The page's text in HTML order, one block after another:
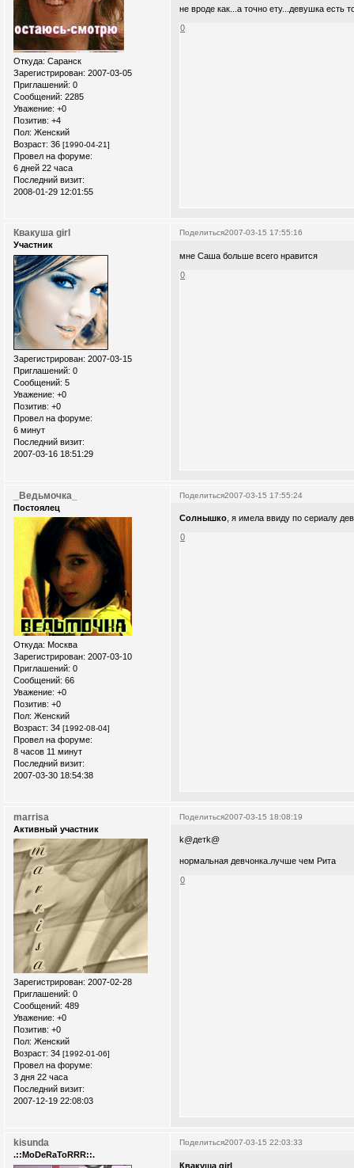
Откуда: Саранск
Зарегистрирован: 2007-03-05
Приглашений: 0
Сообщений: 2285
Уважение: +0
Позитив: +4
Пол: Женский
Возраст: 36 [1990-04-21]
Провел на форуме:
6 дней 22 часа
Последний визит:
2008-01-29 12:01:55
не вроде как...а точно ету...девушка есть
0
Поделиться2007-03-15 17:55:16
Квакуша girl
Участник
Зарегистрирован: 2007-03-15
Приглашений: 0
Сообщений: 5
Уважение: +0
Позитив: +0
Провел на форуме:
6 минут
Последний визит:
2007-03-16 18:51:29
мне Саша больше всего нравится
0
Поделиться2007-03-15 17:55:24
_Ведьмочка_
Постоялец
Откуда: Москва
Зарегистрирован: 2007-03-10
Приглашений: 0
Сообщений: 66
Уважение: +0
Позитив: +0
Пол: Женский
Возраст: 34 [1992-08-04]
Провел на форуме:
8 часов 11 минут
Последний визит:
2007-03-30 18:54:38
Солнышко , я имела ввиду по сериалу
0
Поделиться2007-03-15 18:08:19
marrisa
Активный участник
Зарегистрирован: 2007-02-28
Приглашений: 0
Сообщений: 489
Уважение: +0
Позитив: +0
Пол: Женский
Возраст: 34 [1992-01-06]
Провел на форуме:
3 дня 22 часа
Последний визит:
2007-12-19 22:08:03
k@детk@
нормальная девчонка.лучше чем Рита
0
Поделиться2007-03-15 22:03:33
kisunda
.::MoDeRaToRRR::.
Квакуша girl